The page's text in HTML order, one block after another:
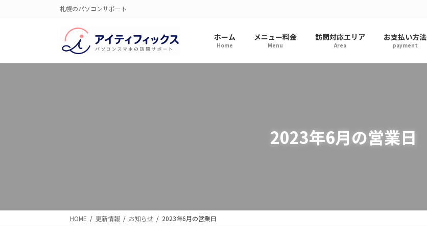
へ
ョ
札幌のパソコンサポート
ホーム
Home
メニュー料金
Menu
訪問対応エリア
Area
お支払い方法
payment
2023年6月の営業日
HOME 更新情報 お知らせ 2023年6月の営業日